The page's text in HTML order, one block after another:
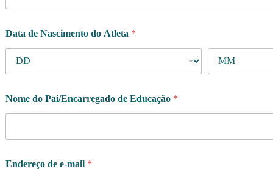
e
-
m
Data de Nascimento do Atleta *
Nome do Pai/Encarregado de Educação *
Endereço de e-mail *